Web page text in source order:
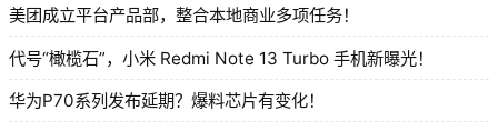
美团成立平台产品部，整合本地商业多项任务！
代号“橄榄石”，小米 Redmi Note 13 Turbo 手机新曝光！
华为P70系列发布延期？爆料芯片有变化！